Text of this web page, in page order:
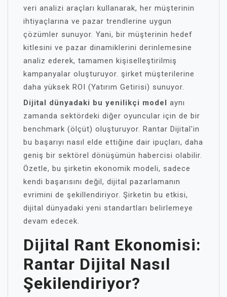
veri analizi araçları kullanarak, her müşterinin
ihtiyaçlarına ve pazar trendlerine uygun
çözümler sunuyor. Yani, bir müşterinin hedef
kitlesini ve pazar dinamiklerini derinlemesine
analiz ederek, tamamen kişiselleştirilmiş
kampanyalar oluşturuyor. şirket müşterilerine
daha yüksek ROI (Yatırım Getirisi) sunuyor.
Dijital dünyadaki bu yenilikçi model aynı
zamanda sektördeki diğer oyuncular için de bir
benchmark (ölçüt) oluşturuyor. Rantar Dijital'in
bu başarıyı nasıl elde ettiğine dair ipuçları, daha
geniş bir sektörel dönüşümün habercisi olabilir.
Özetle, bu şirketin ekonomik modeli, sadece
kendi başarısını değil, dijital pazarlamanın
evrimini de şekillendiriyor. Şirketin bu etkisi,
dijital dünyadaki yeni standartları belirlemeye
devam edecek.
Dijital Rant Ekonomisi:
Rantar Dijital Nasıl
Şekilendiriyor?